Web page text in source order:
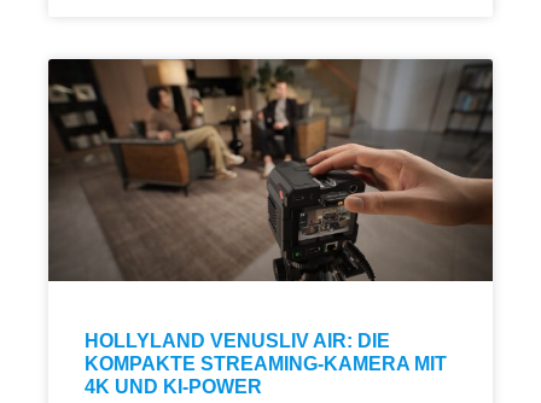
HOLLYLAND VENUSLIV AIR: DIE
KOMPAKTE STREAMING-KAMERA MIT
4K UND KI-POWER